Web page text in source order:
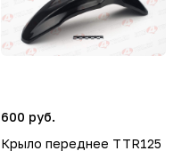
600 руб.
Крыло переднее TTR125